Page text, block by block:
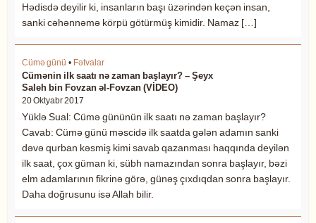
Hədisdə deyilir ki, insanların başı üzərindən keçən insan,
sanki cəhənnəmə körpü götürmüş kimidir. Namaz […]
Cümə günü • Fətvalar
Cümənin ilk saatı nə zaman başlayır? – Şeyx
Saleh bin Fovzan əl-Fovzan (VİDEO)
20 Oktyabr 2017
Yüklə Sual: Cümə gününün ilk saatı nə zaman başlayır?
Cavab: Cümə günü məscidə ilk saatda gələn adamın sanki
dəvə qurban kəsmiş kimi savab qazanması haqqında deyilən
ilk saat, çox güman ki, sübh namazından sonra başlayır, bəzi
elm adamlarının fikrinə görə, günəş çıxdıqdan sonra başlayır.
Daha doğrusunu isə Allah bilir.